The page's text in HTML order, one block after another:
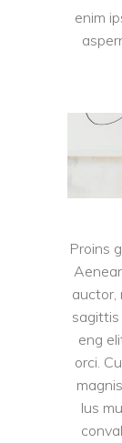
enim
Proins
auctor,
eng
orci.
lus